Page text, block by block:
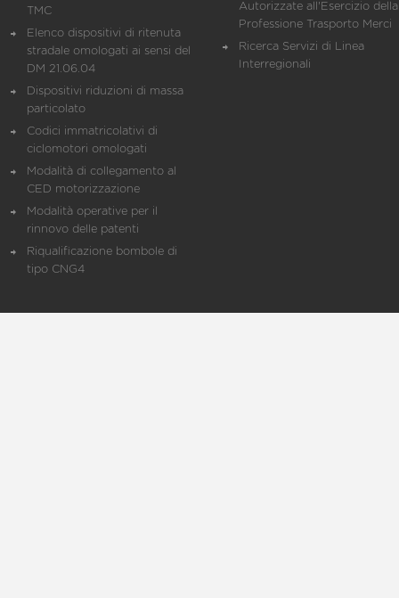
TMC
Elenco dispositivi di ritenuta
stradale omologati ai sensi del
DM 21.06.04
Dispositivi riduzioni di massa
particolato
Codici immatricolativi di
ciclomotori omologati
Modalità di collegamento al
CED motorizzazione
Modalità operative per il
rinnovo delle patenti
Riqualificazione bombole di
tipo CNG4
Autorizzate all'Esercizio della
Professione Trasporto Merci
Ricerca Servizi di Linea
Interregionali